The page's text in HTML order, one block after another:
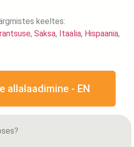
keeltes:
, Saksa, Itaalia, Hispaania,
allalaadimine - EN